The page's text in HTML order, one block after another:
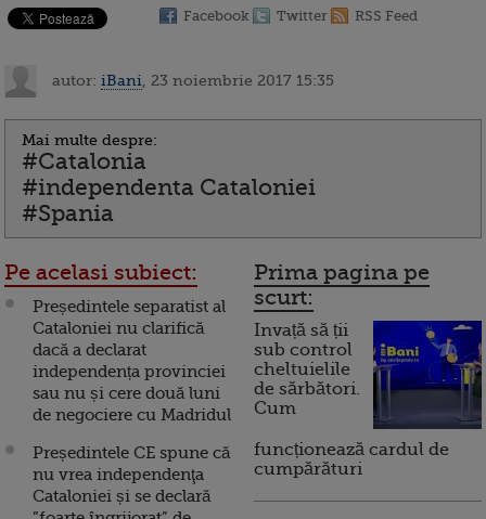
Facebook Twitter RSS Feed
autor: iBani , 23 noiembrie 2017 15:35
Mai multe despre:
#Catalonia
#independenta Cataloniei
#Spania
Pe acelasi subiect:
Președintele separatist al
Cataloniei nu clarifică
dacă a declarat
independența provinciei
sau nu și cere două luni
de negociere cu Madridul
Președintele CE spune că
nu vrea independenţa
Cataloniei și se declară
Prima pagina pe
scurt:
Invață să ții
sub control
cheltuielile
de sărbători.
Cum
funcționează cardul de
cumpărături